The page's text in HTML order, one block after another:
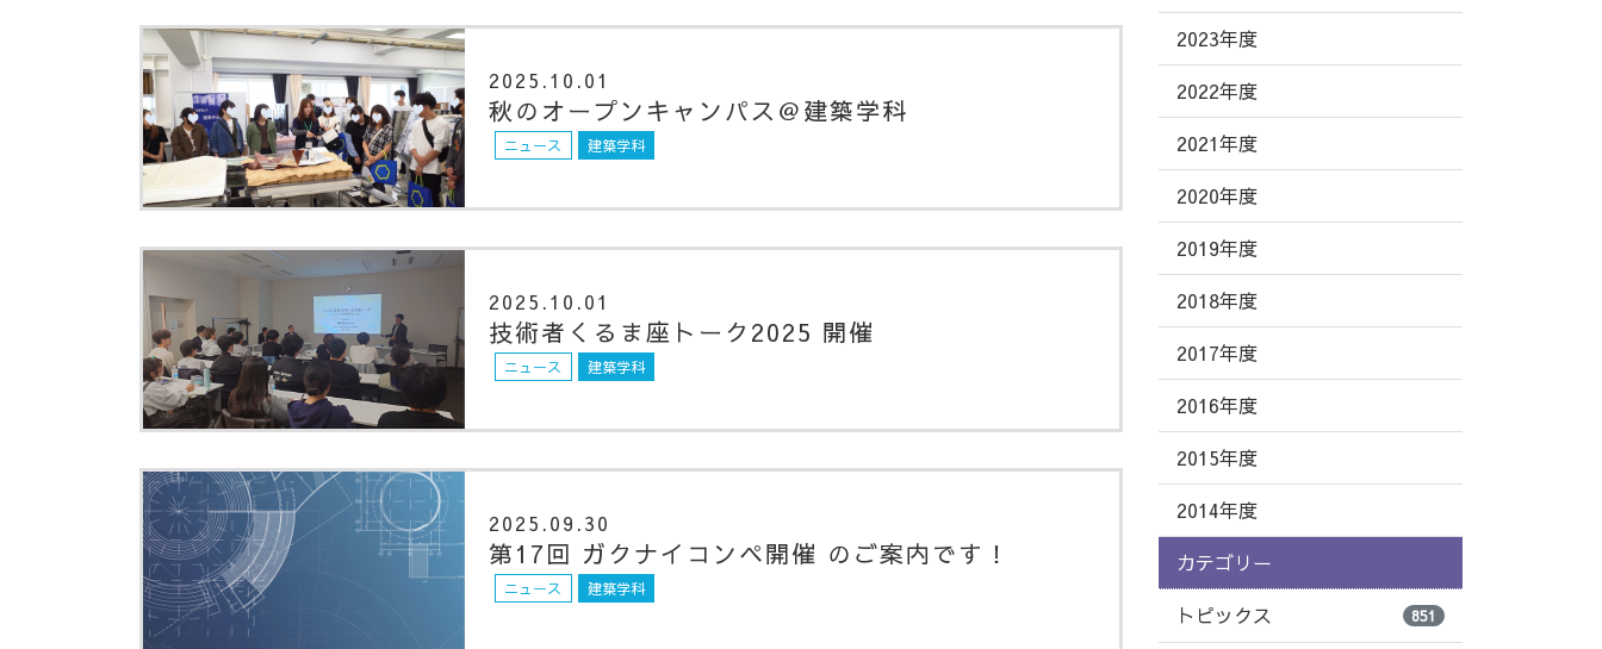
2025.10.01
秋のオープンキャンパス＠建築学科
ニュース 建築学科
2025.10.01
技術者くるま座トーク2025 開催
ニュース 建築学科
2025.09.30
第17回 ガクナイコンペ開催 のご案内です！
ニュース 建築学科
2023年度
2022年度
2021年度
2020年度
2019年度
2018年度
2017年度
2016年度
2015年度
2014年度
カテゴリー
トピックス 851